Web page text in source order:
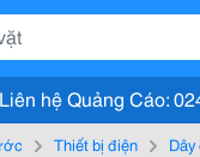
Liên hệ Quảng Cáo:
Thiết bị điện